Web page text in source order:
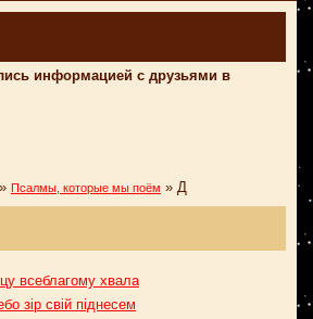
информацией с друзьями в
» Псалмы, которые мы поём » Д
всеблагому хвала
зір свій піднесем